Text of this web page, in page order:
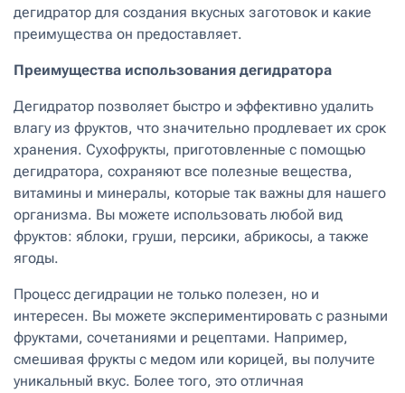
дегидратор для создания вкусных заготовок и какие
преимущества он предоставляет.
Преимущества использования дегидратора
Дегидратор позволяет быстро и эффективно удалить
влагу из фруктов, что значительно продлевает их срок
хранения. Сухофрукты, приготовленные с помощью
дегидратора, сохраняют все полезные вещества,
витамины и минералы, которые так важны для нашего
организма. Вы можете использовать любой вид
фруктов: яблоки, груши, персики, абрикосы, а также
ягоды.
Процесс дегидрации не только полезен, но и
интересен. Вы можете экспериментировать с разными
фруктами, сочетаниями и рецептами. Например,
смешивая фрукты с медом или корицей, вы получите
уникальный вкус. Более того, это отличная